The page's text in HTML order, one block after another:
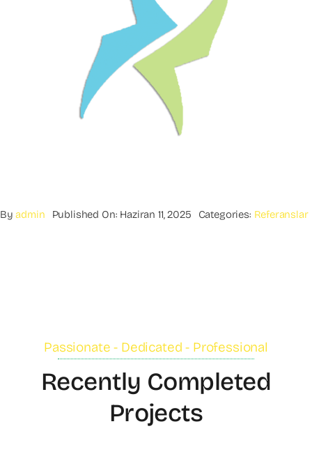
Byadmin Published On: Haziran 11, 2025 Categories: Referanslar
Passionate - Dedicated - Professional
Recently Completed
Projects